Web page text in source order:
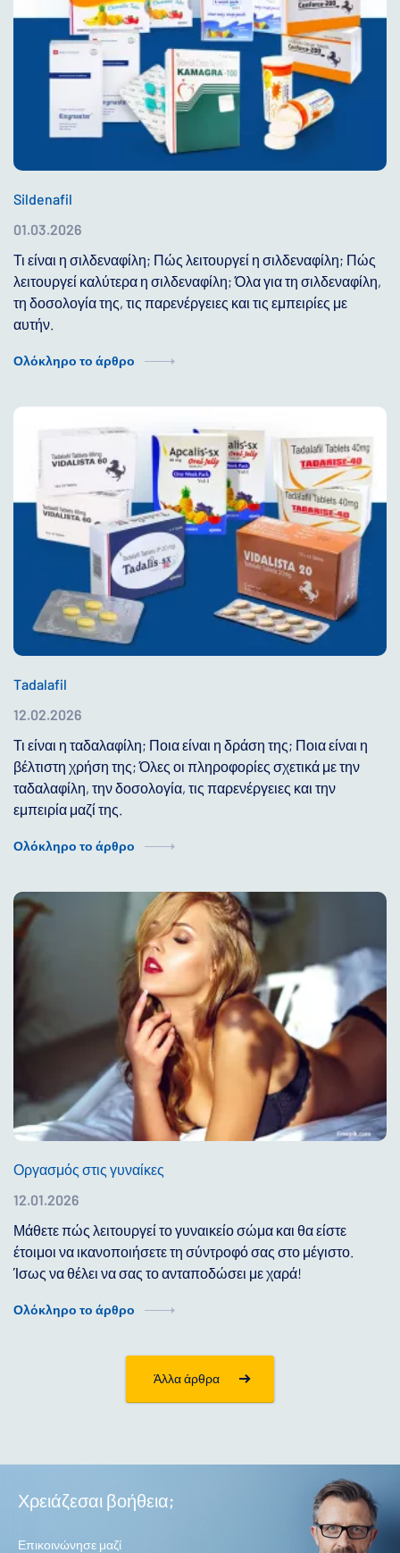
Sildenafil
01.03.2026
Τι είναι η σιλδεναφίλη; Πώς λειτουργεί η σιλδεναφίλη; Πώς
λειτουργεί καλύτερα η σιλδεναφίλη; Όλα για τη σιλδεναφίλη,
τη δοσολογία της, τις παρενέργειες και τις εμπειρίες με
αυτήν.
Ολόκληρο το άρθρο
Tadalafil
12.02.2026
Τι είναι η ταδαλαφίλη; Ποια είναι η δράση της; Ποια είναι η
βέλτιστη χρήση της; Όλες οι πληροφορίες σχετικά με την
ταδαλαφίλη, την δοσολογία, τις παρενέργειες και την
εμπειρία μαζί της.
Ολόκληρο το άρθρο
Οργασμός στις γυναίκες
12.01.2026
Μάθετε πώς λειτουργεί το γυναικείο σώμα και θα είστε
έτοιμοι να ικανοποιήσετε τη σύντροφό σας στο μέγιστο.
Ίσως να θέλει να σας το ανταποδώσει με χαρά!
Ολόκληρο το άρθρο
Άλλα άρθρα
Χρειάζεσαι βοήθεια;
Επικοινώνησε μαζί